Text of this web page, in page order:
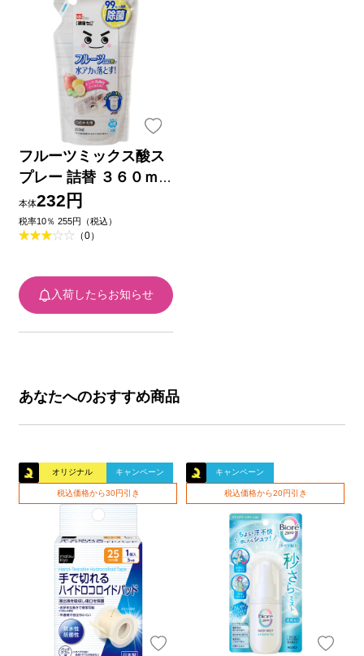
フルーツミックス酸ス
プレー 詰替 ３６０ｍ
ｌ レック
本体232円
税率10％ 255円（税込）
（0）
入荷したらお知らせ
あなたへのおすすめ商品
オリジナル キャンペーン
税込価格から30円引き
キャンペーン
税込価格から20円引き